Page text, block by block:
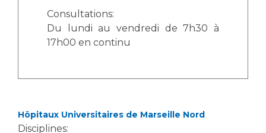
Laïcité et cultes
Les associations
Chercheurs
Écoles et Instituts de Formation
Consultations:
Du lundi au vendredi de 7h30 à
17h00 en continu
Hôpitaux Universitaires de Marseille Nord
Disciplines: